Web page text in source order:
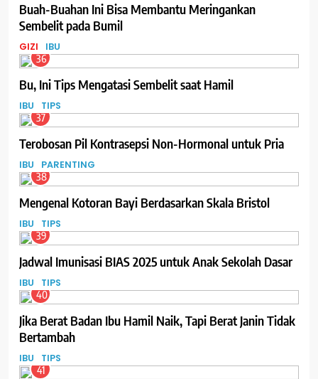
Buah-Buahan Ini Bisa Membantu Meringankan
Sembelit pada Bumil
GIZI IBU
36
Bu, Ini Tips Mengatasi Sembelit saat Hamil
IBU TIPS
37
Terobosan Pil Kontrasepsi Non-Hormonal untuk Pria
IBU PARENTING
38
Mengenal Kotoran Bayi Berdasarkan Skala Bristol
IBU TIPS
39
Jadwal Imunisasi BIAS 2025 untuk Anak Sekolah Dasar
IBU TIPS
40
Jika Berat Badan Ibu Hamil Naik, Tapi Berat Janin Tidak
Bertambah
IBU TIPS
41